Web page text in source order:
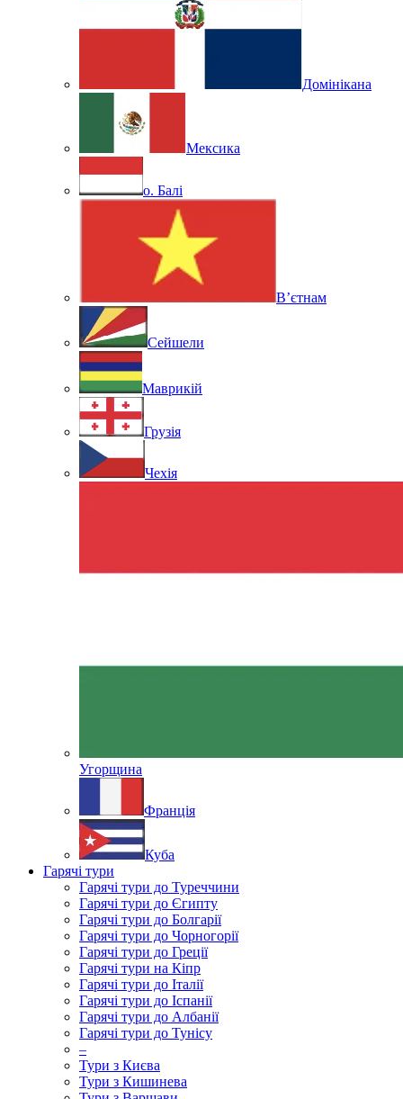
Домінікана
Мексика
о. Балі
В’єтнам
Сейшели
Маврикій
Грузія
Чехія
Угорщина
Франція
Куба
Гарячі тури
Гарячі тури до Туреччини
Гарячі тури до Єгипту
Гарячі тури до Болгарії
Гарячі тури до Чорногорії
Гарячі тури до Греції
Гарячі тури на Кіпр
Гарячі тури до Італії
Гарячі тури до Іспанії
Гарячі тури до Албанії
Гарячі тури до Тунісу
–
Тури з Києва
Тури з Кишинева